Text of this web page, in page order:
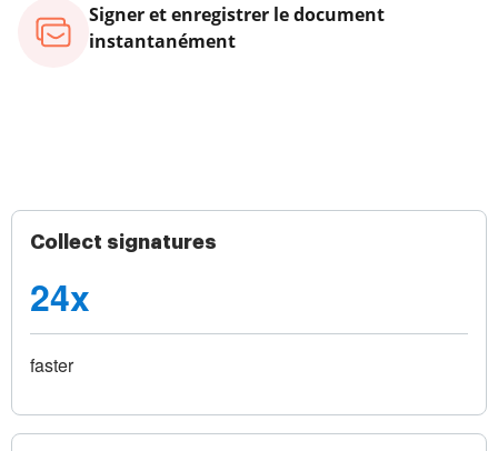
Signer et enregistrer le document
instantanément
Collect signatures
24x
faster